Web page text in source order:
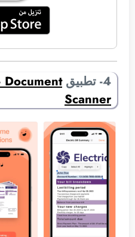
4- تطبيق
Scanner